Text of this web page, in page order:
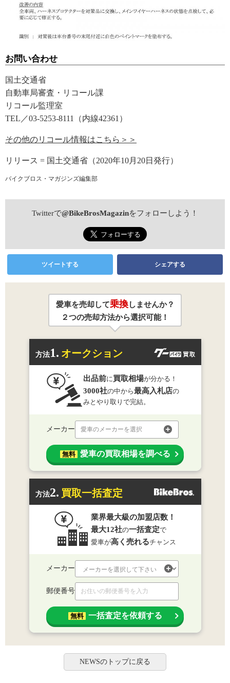
お問い合わせ
国土交通省
自動車局審査・リコール課
リコール監理室
TEL／03-5253-8111（内線42361）
その他のリコール情報はこちら＞＞
リリース = 国土交通省（2020年10月20日発行）
バイクブロス・マガジンズ編集部
Twitterで@BikeBrosMagazinをフォローしよう！
ツイートする シェアする
愛車を売却して乗換しませんか？
２つの売却方法から選択可能！
方法1. オークション
出品前に 買取相場が分かる！
3000社の中から最高入札店の
みとやり取りで完結。
メーカー 愛車のメーカーを選択
無料 愛車の買取相場を調べる
方法2. 買取一括査定
業界最大級の加盟店数！
最大12社の一括査定で
愛車が高く売れるチャンス
メーカー
郵便番号
無料 一括査定を依頼する
NEWSのトップに戻る